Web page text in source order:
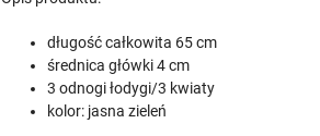
długość całkowita 65 cm
średnica główki 4 cm
3 odnogi łodygi/3 kwiaty
kolor: jasna zieleń